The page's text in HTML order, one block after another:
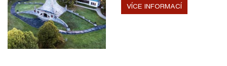
VÍCE INFORMACÍ